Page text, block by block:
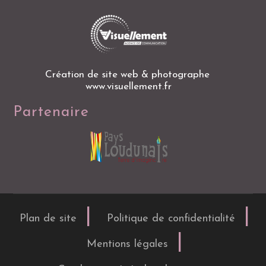
Création de site web & photographe
www.visuellement.fr
Partenaire
Plan de site Politique de confidentialité
Mentions légales